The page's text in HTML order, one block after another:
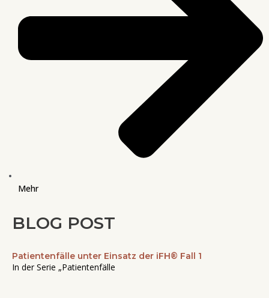
Mehr
BLOG POST
Patientenfälle unter Einsatz der iFH® Fall 1
In der Serie „Patientenfälle
SeiteSeiteSeiteSeiteSeite